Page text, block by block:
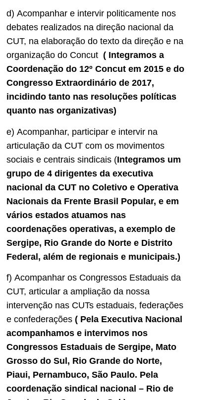
d) Acompanhar e intervir politicamente nos
debates realizados na direção nacional da
CUT, na elaboração do texto da direção e na
organização do Concut ( Integramos a
Coordenação do 12º Concut em 2015 e do
Congresso Extraordinário de 2017,
incidindo tanto nas resoluções políticas
quanto nas organizativas)
e) Acompanhar, participar e intervir na
articulação da CUT com os movimentos
sociais e centrais sindicais (Integramos um
grupo de 4 dirigentes da executiva
nacional da CUT no Coletivo e Operativa
Nacionais da Frente Brasil Popular, e em
vários estados atuamos nas
coordenações operativas, a exemplo de
Sergipe, Rio Grande do Norte e Distrito
Federal, além de regionais e municipais.)
f) Acompanhar os Congressos Estaduais da
CUT, articular a ampliação da nossa
intervenção nas CUTs estaduais, federações
e confederações ( Pela Executiva Nacional
acompanhamos e intervimos nos
Congressos Estaduais de Sergipe, Mato
Grosso do Sul, Rio Grande do Norte,
Piaui, Pernambuco, São Paulo. Pela
coordenação sindical nacional – Rio de